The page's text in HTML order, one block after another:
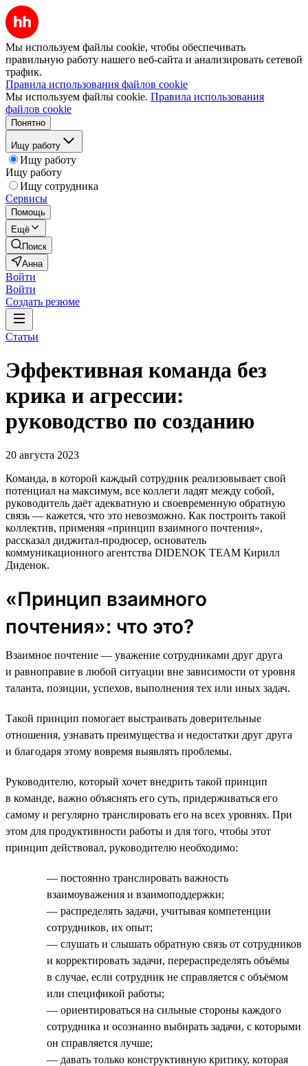
Мы используем файлы cookie, чтобы обеспечивать
правильную работу нашего веб-сайта и анализировать сетевой
трафик.
Правила использования файлов cookie
Мы используем файлы cookie. Правила использования
файлов cookie
Понятно
Ищу работу
Ищу работу
Ищу работу
Ищу сотрудника
Сервисы
Помощь
Ещё
Поиск
Анна
Войти
Войти
Создать резюме
Статьи
Эффективная команда без
крика и агрессии:
руководство по созданию
20 августа 2023
Команда, в которой каждый сотрудник реализовывает свой
потенциал на максимум, все коллеги ладят между собой,
руководитель даёт адекватную и своевременную обратную
связь — кажется, что это невозможно. Как построить такой
коллектив, применяя «принцип взаимного почтения»,
рассказал диджитал-продюсер, основатель
коммуникационного агентства DIDENOK TEAM Кирилл
Диденок.
«Принцип взаимного
почтения»: что это?
Взаимное почтение — уважение сотрудниками друг друга
и равноправие в любой ситуации вне зависимости от уровня
таланта, позиции, успехов, выполнения тех или иных задач.
Такой принцип помогает выстраивать доверительные
отношения, узнавать преимущества и недостатки друг друга
и благодаря этому вовремя выявлять проблемы.
Руководителю, который хочет внедрить такой принцип
в команде, важно объяснять его суть, придерживаться его
самому и регулярно транслировать его на всех уровнях. При
этом для продуктивности работы и для того, чтобы этот
принцип действовал, руководителю необходимо:
— постоянно транслировать важность
взаимоуважения и взаимоподдержки;
— распределять задачи, учитывая компетенции
сотрудников, их опыт;
— слушать и слышать обратную связь от сотрудников
и корректировать задачи, перераспределять объёмы
в случае, если сотрудник не справляется с объёмом
или спецификой работы;
— ориентироваться на сильные стороны каждого
сотрудника и осознанно выбирать задачи, с которыми
он справляется лучше;
— давать только конструктивную критику, которая